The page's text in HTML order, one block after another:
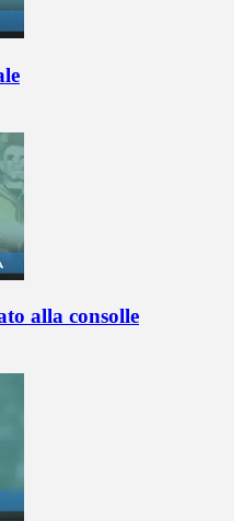
alla consolle